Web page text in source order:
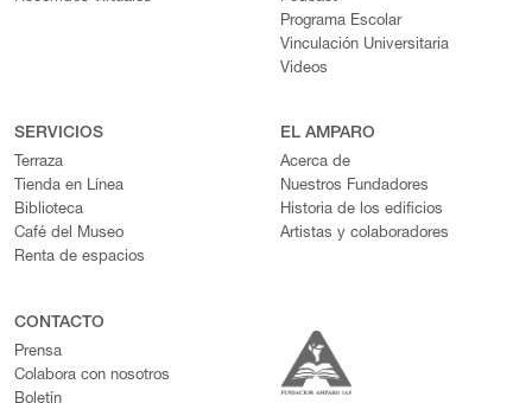
Programa Escolar
Vinculación Universitaria
Videos
SERVICIOS
Terraza
Tienda en Línea
Biblioteca
Café del Museo
Renta de espacios
EL AMPARO
Acerca de
Nuestros Fundadores
Historia de los edificios
Artistas y colaboradores
CONTACTO
Prensa
Colabora con nosotros
Boletín